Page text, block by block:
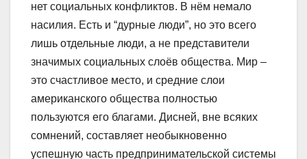
нет социальных конфликтов. В нём немало
насилия. Есть и “дурные люди”, но это всего
лишь отдельные люди, а не представители
значимых социальных слоёв общества. Мир –
это счастливое место, и средние слои
американского общества полностью
пользуются его благами. Дисней, вне всяких
сомнений, составляет необыкновенно
успешную часть предпринимательской системы